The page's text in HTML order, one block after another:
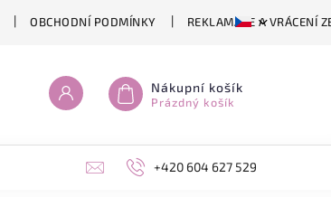
OBCHODNÍ PODMÍNKY REKLAMACE A VRÁCENÍ
Nákupní košík
Prázdný košík
+420 604 627 529